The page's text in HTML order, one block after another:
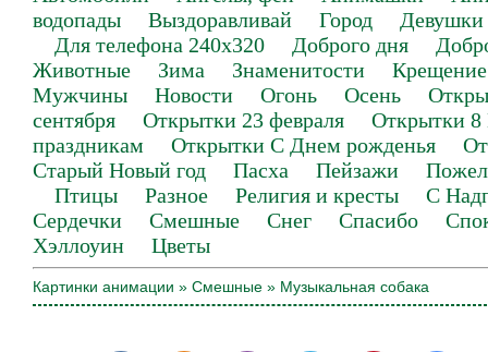
водопады
Выздоравливай Город
Девушки
Для телефона 240х320
Доброго дня
Животные
Зима Знаменитости
Крещение
Мужчины
Новости Огонь Осень
сентября
Открытки 23 февраля
Открытки 8
праздникам
Открытки С Днем рожденья
Старый Новый год
Пасха Пейзажи
Птицы
Разное Религия и кресты
С
Сердечки
Смешные Снег Спасибо
Хэллоуин
Цветы
Картинки анимации » Смешные » Музыкальная собака